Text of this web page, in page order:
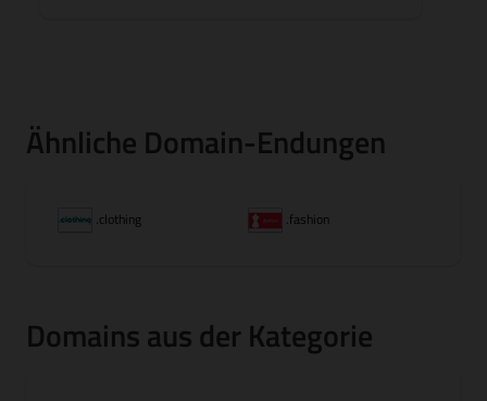
Ähnliche Domain-Endungen
.clothing .fashion
Domains aus der Kategorie